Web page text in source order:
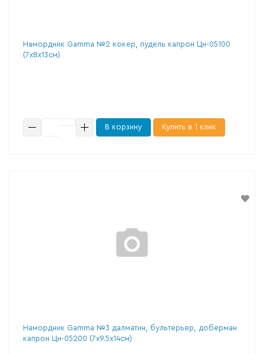
Намордник Gamma №2 кокер, пудель капрон Цн-05100
(7х8х13см)
В корзину Купить в 1 клик
Намордник Gamma №3 далматин, бультерьер, доберман
капрон Цн-05200 (7х9.5х14см)